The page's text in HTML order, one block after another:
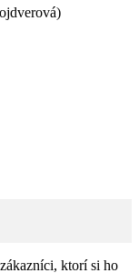
ktorí si ho